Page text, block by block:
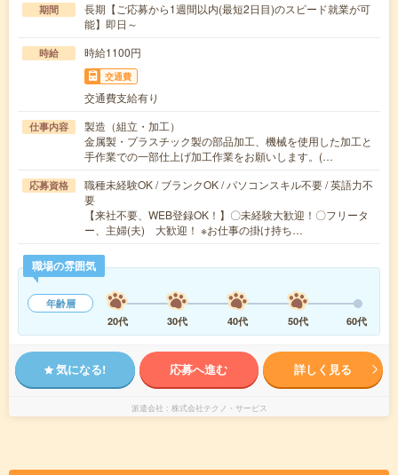
期間
長期【ご応募から1週間以内(最短2日目)のスピード就業が可
能】即日～
時給 時給1100円
交通費
交通費支給有り
仕事内容
製造（組立・加工）
金属製・プラスチック製の部品加工、機械を使用した加工と
手作業での一部仕上げ加工作業をお願いします。(…
応募資格
職種未経験OK / ブランクOK / パソコンスキル不要 / 英語力不
要
【来社不要、WEB登録OK！】〇未経験大歓迎！〇フリータ
ー、主婦(夫) 大歓迎！ ※お仕事の掛け持ち…
職場の雰囲気
年齢層
20代
30代 40代 50代 60代
気になる! 応募へ進む 詳しく見る
派遣会社 株式会社テクノ・サービス